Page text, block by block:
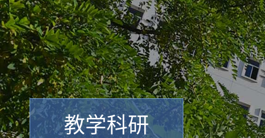
教学科研